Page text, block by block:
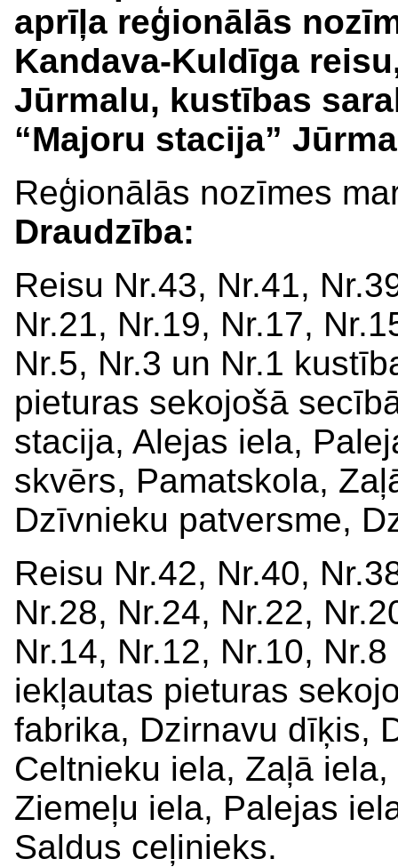
aprīļa reģionālās
Kandava-Kuldīga
Jūrmalu, kustības
“Majoru stacija”
Reģionālās nozīmes
Draudzība:
Reisu Nr.43, Nr.41,
Nr.21, Nr.19, Nr.17,
Nr.5, Nr.3 un Nr.1
pieturas sekojošā
stacija, Alejas iela,
skvērs, Pamatskola,
Dzīvnieku patversme,
Reisu Nr.42, Nr.40,
Nr.28, Nr.24, Nr.22,
Nr.14, Nr.12, Nr.10,
iekļautas pieturas
fabrika, Dzirnavu dīķis,
Celtnieku iela, Zaļā
Ziemeļu iela, Palejas
Saldus ceļinieks.